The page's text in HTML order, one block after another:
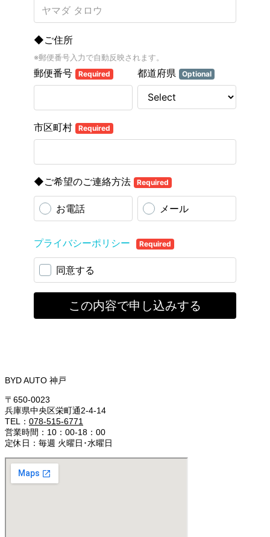
BYD AUTO 神戸
〒650-0023
兵庫県中央区栄町通2-4-14
TEL： 078-515-6771
営業時間：10：00-18：00
定休日：毎週 火曜日･水曜日